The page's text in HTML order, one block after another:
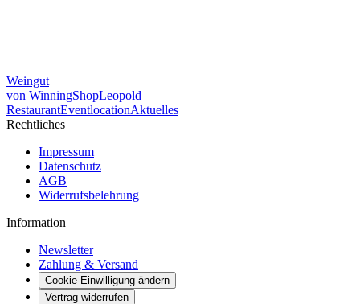
Weingut
von WinningShopLeopold
RestaurantEventlocationAktuelles
Rechtliches
Impressum
Datenschutz
AGB
Widerrufsbelehrung
Information
Newsletter
Zahlung & Versand
Cookie-Einwilligung ändern
Vertrag widerrufen